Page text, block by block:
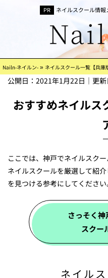
ネイルスクール情
Nailn-ネイルン- » ネイルスクール一覧【兵庫
公開日： 2021年1月22日 ｜更新
おすすめネイルス
ここでは、神戸でネイルスク
ネイルスクールを厳選して紹
を見つける参考にしてください
さっそく
スクー
ネイル